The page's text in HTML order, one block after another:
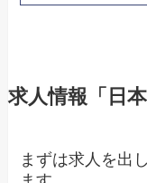
求人情報「日
まずは求人を出